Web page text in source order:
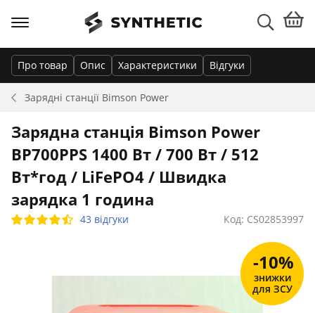
Зарядні станції Bimson Power
Про товар Опис Характеристики Відгуки
Зарядна станція Bimson Power
BP700PPS 1400 Вт / 700 Вт / 512
Вт*год / LiFePO4 / Швидка
зарядка 1 година
43 відгуки Код: CS02853997
-10%
знижки
для ЗСУ